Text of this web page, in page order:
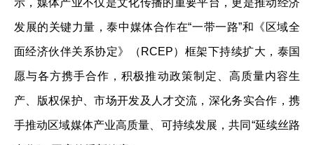
示，媒体产业不仅是文化传播的重要平台，更是推动经济
发展的关键力量，泰中媒体合作在“一带一路”和《区域全
面经济伙伴关系协定》（RCEP）框架下持续扩大，泰国
愿与各方携手合作，积极推动政策制定、高质量内容生
产、版权保护、市场开发及人才交流，深化务实合作，携
手推动区域媒体产业高质量、可持续发展，共同“延续丝路